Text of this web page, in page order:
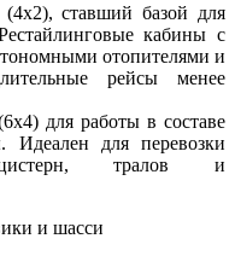
ставший базой для
кабины с
отопителями и
рейсы менее
для работы в составе
Идеален для перевозки
цистерн, тралов и
и шасси